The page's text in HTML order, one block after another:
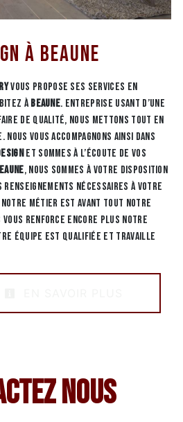
à Beaune
vous propose ses services en
àBeaune. Entreprise usant d’une
de qualité, nous mettons tout en
vous accompagnons ainsi dans
et sommes à l’écoute de vos
, nous sommes à votre disposition
nécessaires à votre
Notre métier est avant tout notre
vous renforce encore plus notre
équipe est qualifiée et travaille
nous